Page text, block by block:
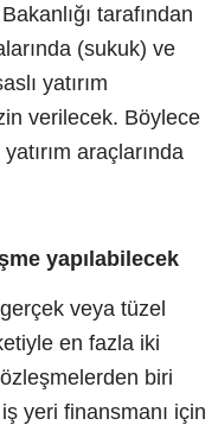
tarafından
(sukuk) ve
yatırım
verilecek. Böylece
araçlarında
yapılabilecek
veya tüzel
en fazla iki
biri
yeri finansmanı için